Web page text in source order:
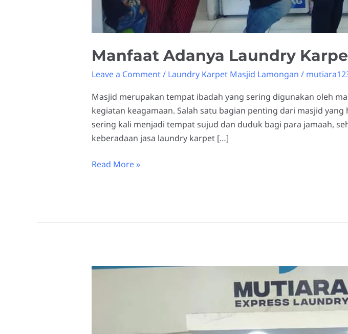
Manfaat Adanya Laundry
Leave a Comment/ Laundry Karpet Masjid Lamongan /
Masjid merupakan tempat ibadah yang sering digunakan oleh
kegiatan keagamaan. Salah satu bagian penting dari masjid
sering kali menjadi tempat sujud dan duduk bagi para jamaah,
keberadaan jasa laundry karpet […]
Read More »
Pentingnya